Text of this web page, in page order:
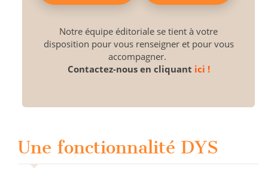
Notre équipe éditoriale se tient à votre
disposition pour vous renseigner et pour vous
accompagner.
Contactez-nous en cliquant ici !
Une fonctionnalité DYS